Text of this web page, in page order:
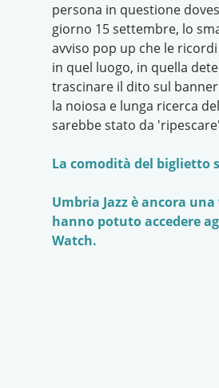
persona in questione
giorno 15 settembre, lo
avviso pop up che le
in quel luogo, in quella
trascinare il dito sul
la noiosa e lunga ricerca
sarebbe stato da
La comodità del biglietto
Umbria Jazz è ancora
hanno potuto accedere
Watch.